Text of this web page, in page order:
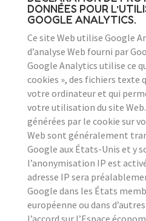
DONNÉES POUR
GOOGLE ANALYTICS.
Ce site Web utilise Google
d’analyse Web fourni par
Google Analytics utilise ce
cookies », des fichiers texte
votre ordinateur et qui
votre utilisation du site
générées par le cookie sur
Web sont généralement
Google aux États-Unis et y
l’anonymisation IP est
adresse IP sera
Google dans les États
européenne ou dans
l’accord sur l’Espace